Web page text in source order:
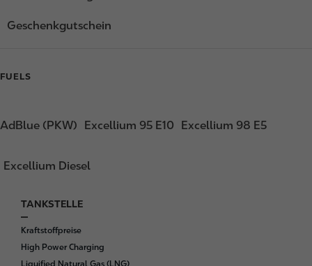
Geschenkgutschein
FUELS
AdBlue (PKW) Excellium 95 E10 Excellium 98 E5
Excellium Diesel
F
o
o
t
TANKSTELLE
Kraftstoffpreise
High Power Charging
Liquified Natural Gas (LNG)